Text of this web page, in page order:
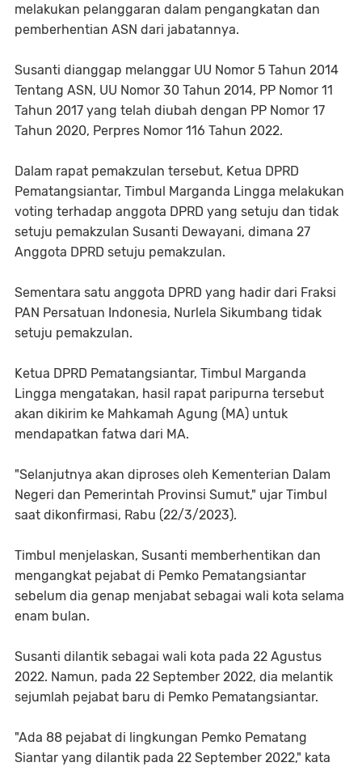
melakukan pelanggaran dalam pengangkatan dan
pemberhentian ASN dari jabatannya.
Susanti dianggap melanggar UU Nomor 5 Tahun 2014
Tentang ASN, UU Nomor 30 Tahun 2014, PP Nomor 11
Tahun 2017 yang telah diubah dengan PP Nomor 17
Tahun 2020, Perpres Nomor 116 Tahun 2022.
Dalam rapat pemakzulan tersebut, Ketua DPRD
Pematangsiantar, Timbul Marganda Lingga melakukan
voting terhadap anggota DPRD yang setuju dan tidak
setuju pemakzulan Susanti Dewayani, dimana 27
Anggota DPRD setuju pemakzulan.
Sementara satu anggota DPRD yang hadir dari Fraksi
PAN Persatuan Indonesia, Nurlela Sikumbang tidak
setuju pemakzulan.
Ketua DPRD Pematangsiantar, Timbul Marganda
Lingga mengatakan, hasil rapat paripurna tersebut
akan dikirim ke Mahkamah Agung (MA) untuk
mendapatkan fatwa dari MA.
"Selanjutnya akan diproses oleh Kementerian Dalam
Negeri dan Pemerintah Provinsi Sumut," ujar Timbul
saat dikonfirmasi, Rabu (22/3/2023).
Timbul menjelaskan, Susanti memberhentikan dan
mengangkat pejabat di Pemko Pematangsiantar
sebelum dia genap menjabat sebagai wali kota selama
enam bulan.
Susanti dilantik sebagai wali kota pada 22 Agustus
2022. Namun, pada 22 September 2022, dia melantik
sejumlah pejabat baru di Pemko Pematangsiantar.
"Ada 88 pejabat di lingkungan Pemko Pematang
Siantar yang dilantik pada 22 September 2022," kata